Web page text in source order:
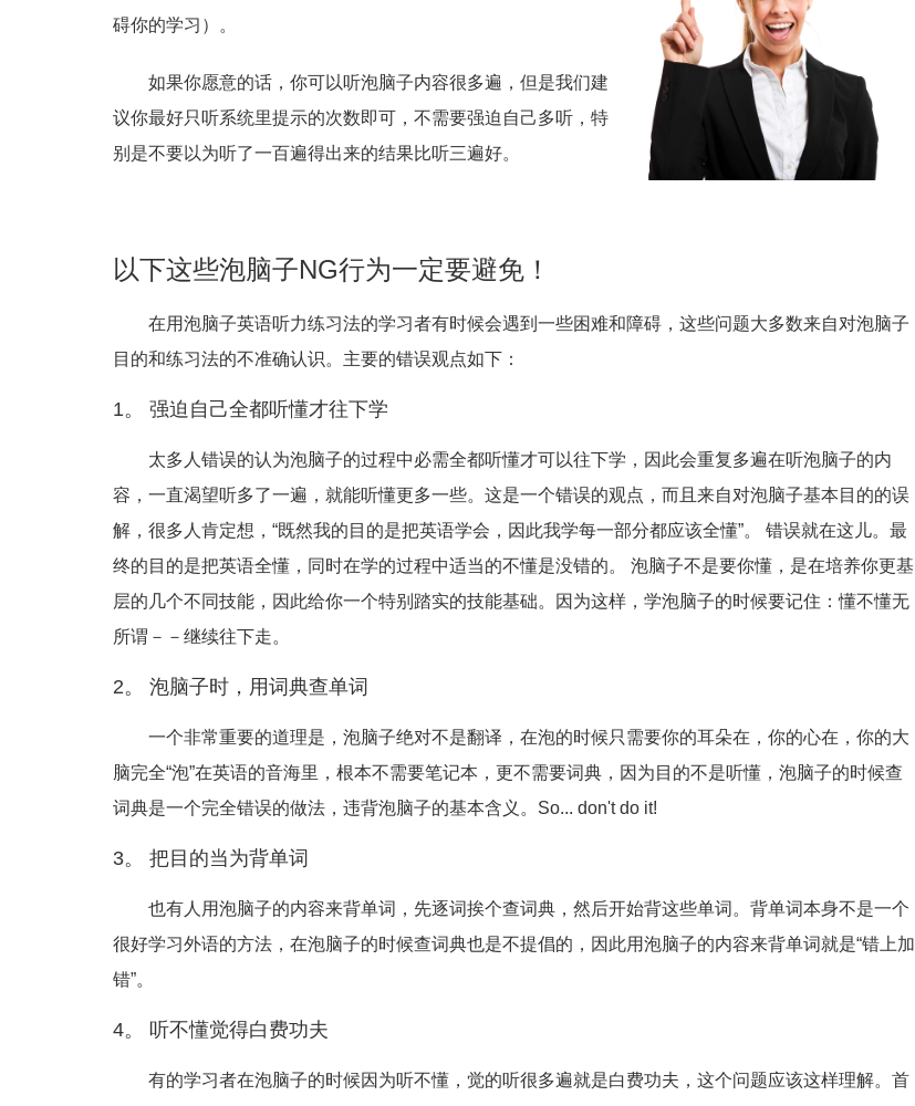
碍你的学习）。
如果你愿意的话，你可以听泡脑子内容很多遍，但是我们建
议你最好只听系统里提示的次数即可，不需要强迫自己多听，特
别是不要以为听了一百遍得出来的结果比听三遍好。
以下这些泡脑子NG行为一定要避免！
在用泡脑子英语听力练习法的学习者有时候会遇到一些困难和障碍，这些问题大多数来自对泡脑子
目的和练习法的不准确认识。主要的错误观点如下：
1。 强迫自己全都听懂才往下学
太多人错误的认为泡脑子的过程中必需全都听懂才可以往下学，因此会重复多遍在听泡脑子的内
容，一直渴望听多了一遍，就能听懂更多一些。这是一个错误的观点，而且来自对泡脑子基本目的的误
解，很多人肯定想，“既然我的目的是把英语学会，因此我学每一部分都应该全懂”。 错误就在这儿。最
终的目的是把英语全懂，同时在学的过程中适当的不懂是没错的。 泡脑子不是要你懂，是在培养你更基
层的几个不同技能，因此给你一个特别踏实的技能基础。因为这样，学泡脑子的时候要记住：懂不懂无
所谓－－继续往下走。
2。 泡脑子时，用词典查单词
一个非常重要的道理是，泡脑子绝对不是翻译，在泡的时候只需要你的耳朵在，你的心在，你的大
脑完全“泡”在英语的音海里，根本不需要笔记本，更不需要词典，因为目的不是听懂，泡脑子的时候查
词典是一个完全错误的做法，违背泡脑子的基本含义。So... don't do it!
3。 把目的当为背单词
也有人用泡脑子的内容来背单词，先逐词挨个查词典，然后开始背这些单词。背单词本身不是一个
很好学习外语的方法，在泡脑子的时候查词典也是不提倡的，因此用泡脑子的内容来背单词就是“错上加
错”。
4。 听不懂觉得白费功夫
有的学习者在泡脑子的时候因为听不懂，觉的听很多遍就是白费功夫，这个问题应该这样理解。首